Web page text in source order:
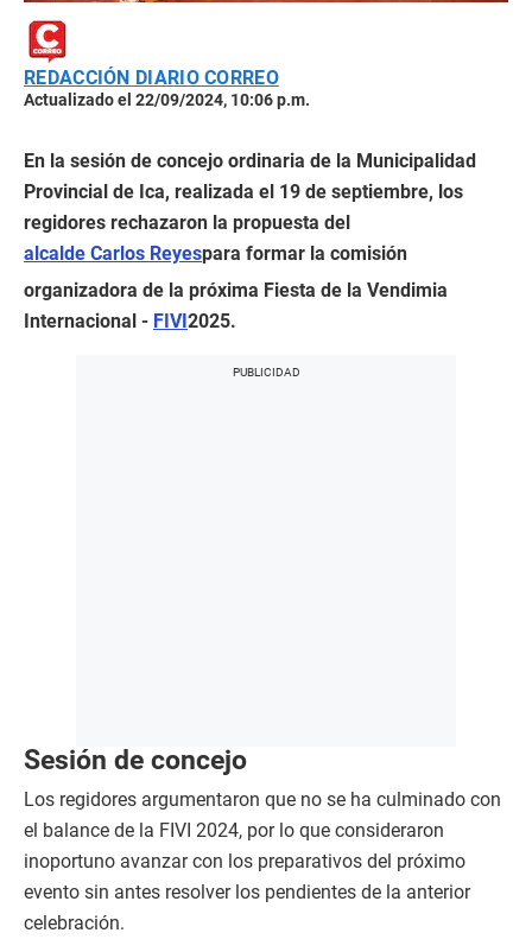
REDACCIÓN DIARIO CORREO
Actualizado el 22/09/2024, 10:06 p.m.
En la sesión de concejo ordinaria de la Municipalidad
Provincial de Ica, realizada el 19 de septiembre, los
regidores rechazaron la propuesta del
alcalde Carlos Reyespara formar la comisión
organizadora de la próxima Fiesta de la Vendimia
Internacional - FIVI 2025.
Sesión de concejo
Los regidores argumentaron que no se ha culminado con
el balance de la FIVI 2024, por lo que consideraron
inoportuno avanzar con los preparativos del próximo
evento sin antes resolver los pendientes de la anterior
celebración.